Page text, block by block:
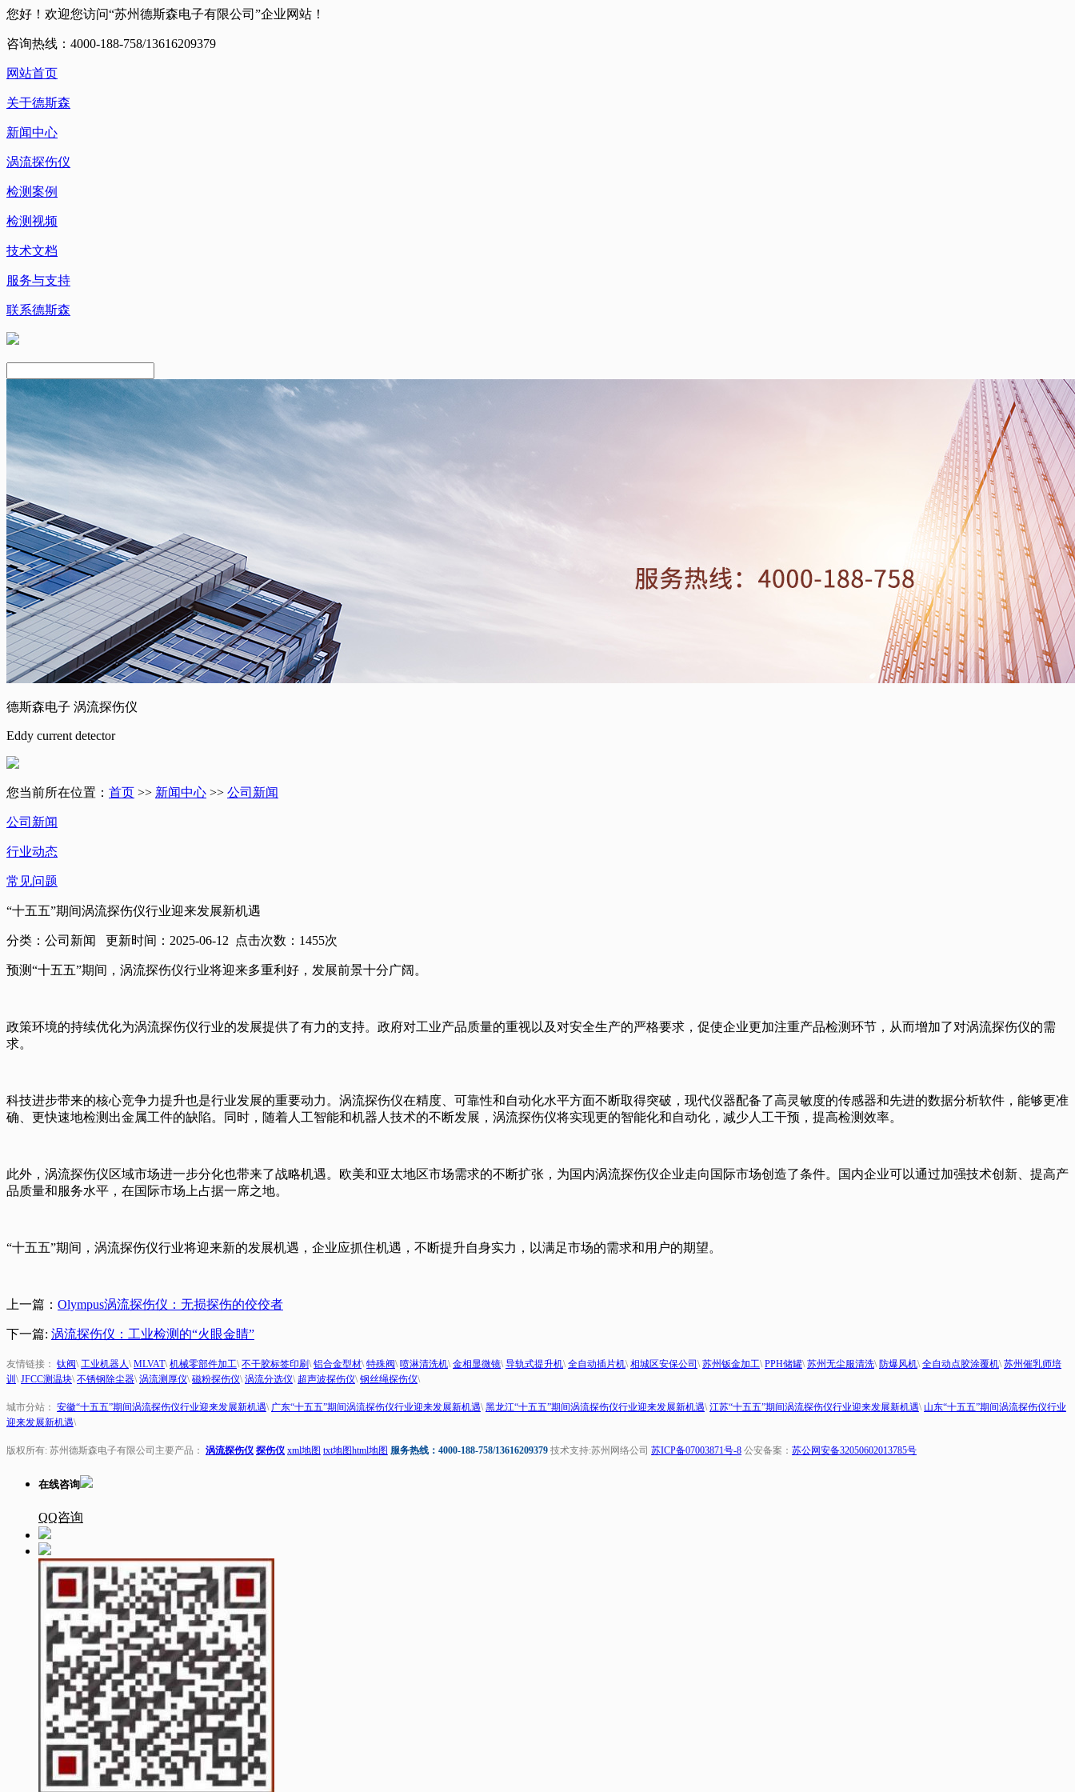
您好！欢迎您访问“苏州德斯森电子有限公司”企业网站！
咨询热线：4000-188-758/13616209379
网站首页
关于德斯森
新闻中心
涡流探伤仪
检测案例
检测视频
技术文档
服务与支持
联系德斯森
德斯森电子 涡流探伤仪
Eddy current detector
您当前所在位置： 首页 >> 新闻中心 >> 公司新闻
公司新闻
行业动态
常见问题
“十五五”期间涡流探伤仪行业迎来发展新机遇
分类：公司新闻 更新时间： 2025-06-12 点击次数： 1455次
预测“十五五”期间，涡流探伤仪行业将迎来多重利好，发展前景十分广阔。
政策环境的持续优化为涡流探伤仪行业的发展提供了有力的支持。政府对工业产品质量的重视以及对安全生产的严格要求，促使企业更加注重产品检测环节，从而增加了对涡流探伤仪的需
求。
科技进步带来的核心竞争力提升也是行业发展的重要动力。涡流探伤仪在精度、可靠性和自动化水平方面不断取得突破，现代仪器配备了高灵敏度的传感器和先进的数据分析软件，能够更准
确、更快速地检测出金属工件的缺陷。同时，随着人工智能和机器人技术的不断发展，涡流探伤仪将实现更的智能化和自动化，减少人工干预，提高检测效率。
此外，涡流探伤仪区域市场进一步分化也带来了战略机遇。欧美和亚太地区市场需求的不断扩张，为国内涡流探伤仪企业走向国际市场创造了条件。国内企业可以通过加强技术创新、提高产
品质量和服务水平，在国际市场上占据一席之地。
“十五五”期间，涡流探伤仪行业将迎来新的发展机遇，企业应抓住机遇，不断提升自身实力，以满足市场的需求和用户的期望。
上一篇： Olympus涡流探伤仪：无损探伤的佼佼者
下一篇: 涡流探伤仪：工业检测的“火眼金睛”
友情链接： 钛阀\ 工业机器人\ MLVAT\ 机械零部件加工\ 不干胶标签印刷\ 铝合金型材\ 特殊阀\ 喷淋清洗机\ 金相显微镜\ 导轨式提升机\ 全自动插片机\ 相城区安保公司 \ 苏州钣金加工\ PPH储罐\ 苏州无尘服清洗\ 防爆风机\ 全自动点胶涂覆机\ 苏州催乳师培
训 \ JFCC测温块\ 不锈钢除尘器\ 涡流测厚仪\ 磁粉探伤仪\ 涡流分选仪\ 超声波探伤仪\ 钢丝绳探伤仪\
城市分站： 安徽“十五五”期间涡流探伤仪行业迎来发展新机遇\ 广东“十五五”期间涡流探伤仪行业迎来发展新机遇\ 黑龙江“十五五”期间涡流探伤仪行业迎来发展新机遇\ 江苏“十五五”期间涡流探伤仪行业迎来发展新机遇\ 山东“十五五”期间涡流探伤仪行业
迎来发展新机遇\
版权所有: 苏州德斯森电子有限公司主要产品： 涡流探伤仪 探伤仪 xml地图 txt地图html地图 服务热线：4000-188-758/13616209379 技术支持:苏州网络公司 苏ICP备07003871号-8 公安备案： 苏公网安备32050602013785号
在线咨询
QQ咨询